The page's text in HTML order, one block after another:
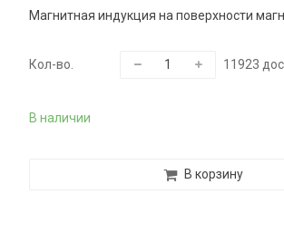
В наличии
Магнитная индукция на поверхности
Кол-во. 11923
В корзину